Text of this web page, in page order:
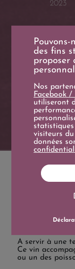
2023
Boire
2035
A servir à une
Ce vin
ou un des
des fins
proposer
Nos
Facebook /
utiliseront
visiteurs du
données